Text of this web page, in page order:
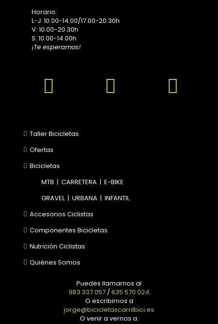
Horario:
L-J: 10.00-14.00/17.00-20.30h
V: 10.00-20.30h
S: 10.00-14.00h
¡Te esperamos!
Taller Bicicletas
Ofertas
Bicicletas
MTB | CARRETERA | E-BIKE
GRAVEL| URBANA | INFANTIL
Accesorios Ciclistas
Componentes Bicicletas
Nutrición Ciclistas
Quiénes Somos
Puedes llamarnos al
983 337 057 / 635 570 024.
O escribirnos a
jorge@bicicletascarrilbici.es
O venir a vernos a: